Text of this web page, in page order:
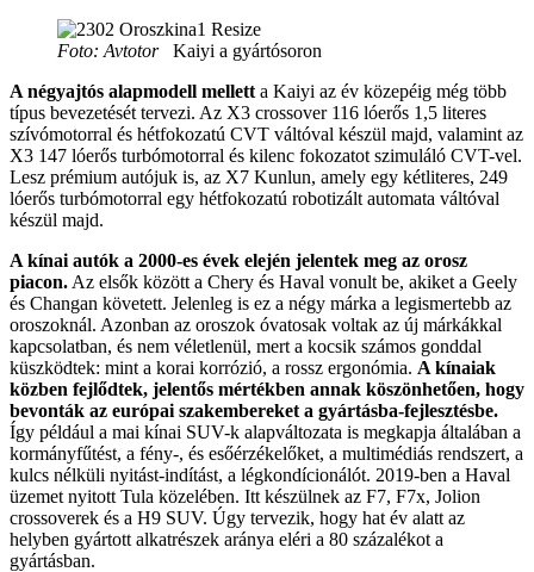
Foto: Avtotor Kaiyi a gyártósoron
A négyajtós alapmodell mellett a Kaiyi az év közepéig még több
típus bevezetését tervezi. Az X3 crossover 116 lóerős 1,5 literes
szívómotorral és hétfokozatú CVT váltóval készül majd, valamint az
X3 147 lóerős turbómotorral és kilenc fokozatot szimuláló CVT-vel.
Lesz prémium autójuk is, az X7 Kunlun, amely egy kétliteres, 249
lóerős turbómotorral egy hétfokozatú robotizált automata váltóval
készül majd.
A kínai autók a 2000-es évek elején jelentek meg az orosz
piacon. Az elsők között a Chery és Haval vonult be, akiket a Geely
és Changan követett. Jelenleg is ez a négy márka a legismertebb az
oroszoknál. Azonban az oroszok óvatosak voltak az új márkákkal
kapcsolatban, és nem véletlenül, mert a kocsik számos gonddal
küszködtek: mint a korai korrózió, a rossz ergonómia. A kínaiak
közben fejlődtek, jelentős mértékben annak köszönhetően, hogy
bevonták az európai szakembereket a gyártásba-fejlesztésbe.
Így például a mai kínai SUV-k alapváltozata is megkapja általában a
kormányfűtést, a fény-, és esőérzékelőket, a multimédiás rendszert, a
kulcs nélküli nyitást-indítást, a légkondícionálót. 2019-ben a Haval
üzemet nyitott Tula közelében. Itt készülnek az F7, F7x, Jolion
crossoverek és a H9 SUV. Úgy tervezik, hogy hat év alatt az
helyben gyártott alkatrészek aránya eléri a 80 százalékot a
gyártásban.